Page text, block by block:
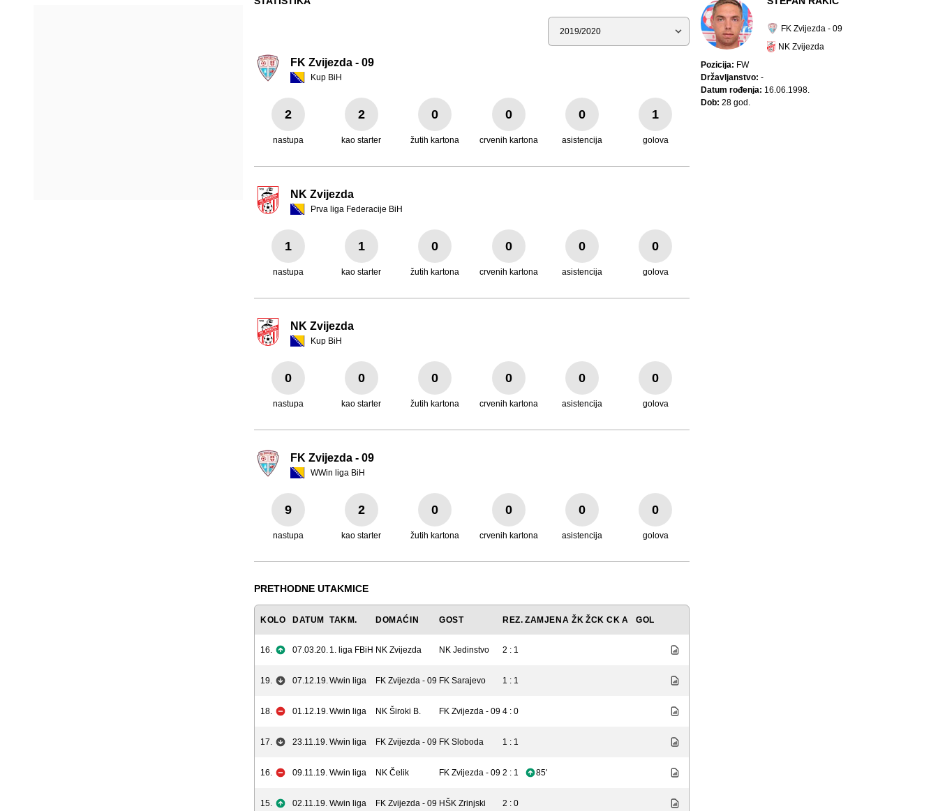
Sezona
FK Zvijezda - 09
Kup BiH
2
nastupa
2
kao starter
0
žutih kartona
0
crvenih kartona
0
asistencija
1
golova
NK Zvijezda
Prva liga Federacije BiH
1
nastupa
1
kao starter
0
žutih kartona
0
crvenih kartona
0
asistencija
0
golova
NK Zvijezda
Kup BiH
0
nastupa
0
kao starter
0
žutih kartona
0
crvenih kartona
0
asistencija
0
golova
FK Zvijezda - 09
WWin liga BiH
9
nastupa
2
kao starter
0
žutih kartona
0
crvenih kartona
0
asistencija
0
golova
PRETHODNE UTAKMICE
KOLO DATUM TAKM. DOMAĆIN GOST REZ. ZAMJENA ŽK ŽCK CK A GOL
16. 07.03.20. 1. liga FBiH NK Zvijezda NK Jedinstvo 2 : 1
19. 07.12.19.Wwin liga FK Zvijezda - 09 FK Sarajevo 1 : 1
18. 01.12.19.Wwin liga NK Široki B. FK Zvijezda - 09 4 : 0
17. 23.11.19. Wwin liga FK Zvijezda - 09 FK Sloboda 1 : 1
16. 09.11.19. Wwin liga NK Čelik FK Zvijezda - 09 2 : 1 85'
15. 02.11.19. Wwin liga FK Zvijezda - 09 HŠK Zrinjski 2 : 0
FK Zvijezda - 09
NK Zvijezda
Pozicija: FW
Državljanstvo: -
Datum rođenja: 16.06.1998.
Dob: 28 god.